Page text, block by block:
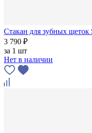
Стакан для зубных щеток
3 790 ₽
за 1 шт
Нет в наличии